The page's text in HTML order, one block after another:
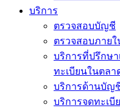
บริการ
ตรวจสอบบัญชี
ตรวจสอบภายใ
บริการที่ปรึกษา
ทะเบียนในตลา
บริการด้านบัญ
บริการจดทะเบี